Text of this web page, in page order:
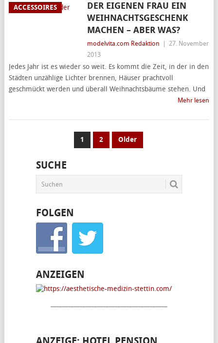
ACCESSOIRES
DER EIGENEN FRAU EIN
WEIHNACHTSGESCHENK
MACHEN – ABER WAS?
modelvita.com Redaktion
27. November
2013
Jedes Jahr ist es wieder so weit. Es kommt die Zeit, in der in den
Städten unzählige Lichter brennen, Häuser prachtvoll
geschmückt werden und überall Weihnachtsbäume stehen. Und
Mehr lesen
SEITENNUMMERIERUNG
BEITRÄGE
1 2 Older
SUCHE
FOLGEN
ANZEIGEN